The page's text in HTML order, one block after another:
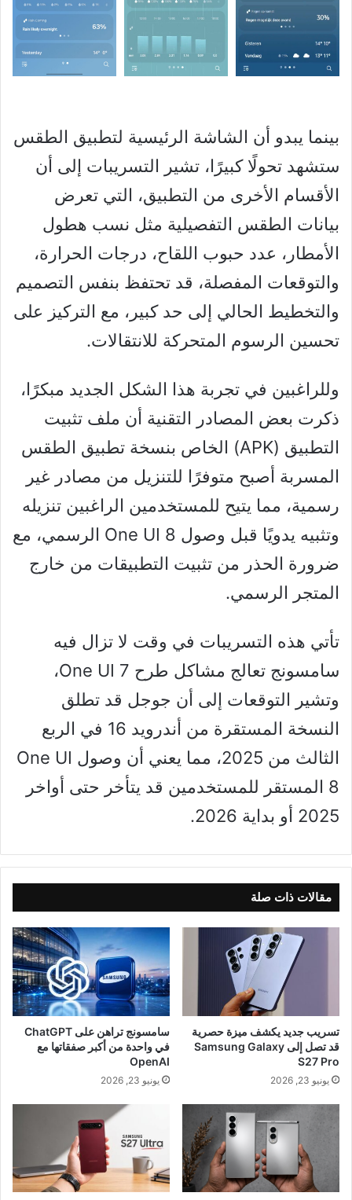
بينما يبدو أن الشاشة الرئيسية لتطبيق الطقس
ستشهد تحولًا كبيرًا، تشير التسريبات إلى أن
الأقسام الأخرى من التطبيق، التي تعرض
بيانات الطقس التفصيلية مثل نسب هطول
الأمطار، عدد حبوب اللقاح، درجات الحرارة،
والتوقعات المفصلة، قد تحتفظ بنفس التصميم
والتخطيط الحالي إلى حد كبير، مع التركيز على
تحسين الرسوم المتحركة للانتقالات.
وللراغبين في تجربة هذا الشكل الجديد مبكرًا،
ذكرت بعض المصادر التقنية أن ملف تثبيت
التطبيق (APK) الخاص بنسخة تطبيق الطقس
المسربة أصبح متوفرًا للتنزيل من مصادر غير
رسمية، مما يتيح للمستخدمين الراغبين تنزيله
وتثبيه يدويًا قبل وصول One UI 8 الرسمي، مع
ضرورة الحذر من تثبيت التطبيقات من خارج
المتجر الرسمي.
تأتي هذه التسريبات في وقت لا تزال فيه
سامسونج تعالج مشاكل طرح One UI 7،
وتشير التوقعات إلى أن جوجل قد تطلق
النسخة المستقرة من أندرويد 16 في الربع
الثالث من 2025، مما يعني أن وصول One UI
8 المستقر للمستخدمين قد يتأخر حتى أواخر
2025 أو بداية 2026.
مقالات ذات صلة
تسريب جديد يكشف ميزة حصرية
قد تصل إلى Samsung Galaxy
S27 Pro
يونيو 23, 2026
سامسونج تراهن على ChatGPT
في واحدة من أكبر صفقاتها مع
OpenAI
يونيو 23, 2026